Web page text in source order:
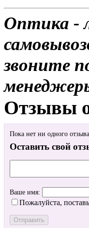
Оптика -
звоните
Отзывы
Пока нет ни одного отзыва
Оставить свой
Ваше имя:
Пожалуйста,